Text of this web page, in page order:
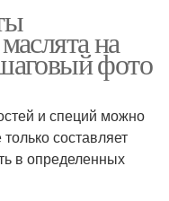
на
фото
и специй можно
составляет
в определенных